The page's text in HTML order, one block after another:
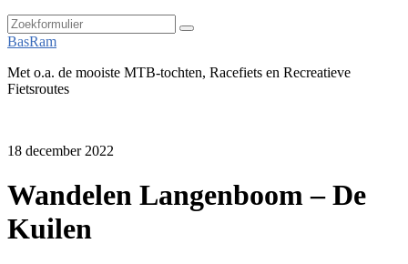
Zoeken
BasRam
Met o.a. de mooiste MTB-tochten, Racefiets en Recreatieve
Fietsroutes
18 december 2022
Wandelen Langenboom – De
Kuilen